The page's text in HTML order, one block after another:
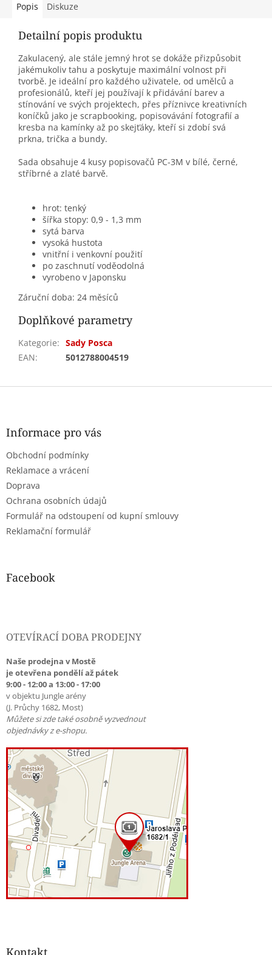
Popis Diskuze
Detailní popis produktu
Zakulacený, ale stále jemný hrot se dokáže přizpůsobit
jakémukoliv tahu a poskytuje maximální volnost při
tvorbě. Je ideální pro každého uživatele, od umělců a
profesionálů, kteří jej používají k přidávání barev a
stínování ve svých projektech, přes příznivce kreativních
koníčků jako je scrapbooking, popisovávání fotografií a
kresba na kamínky až po skejťáky, kteří si zdobí svá
prkna, trička a bundy.
Sada obsahuje 4 kusy popisovačů PC-3M v bílé, černé,
stříbrné a zlaté barvě.
hrot: tenký
šířka stopy: 0,9 - 1,3 mm
sytá barva
vysoká hustota
vnitřní i venkovní použití
po zaschnutí voděodolná
vyrobeno v Japonsku
Záruční doba: 24 měsíců
Doplňkové parametry
Kategorie: Sady Posca
EAN: 5012788004519
Z
Informace pro vás
Obchodní podmínky
Reklamace a vrácení
Doprava
Ochrana osobních údajů
Formulář na odstoupení od kupní smlouvy
Reklamační formulář
Facebook
OTEVÍRACÍ DOBA PRODEJNY
Naše prodejna v Mostě
je otevřena pondělí až pátek
9:00 - 12:00 a 13:00 - 17:00
v objektu Jungle arény
(J. Průchy 1682, Most)
Můžete si zde také osobně vyzvednout
objednávky z e-shopu.
Kontakt